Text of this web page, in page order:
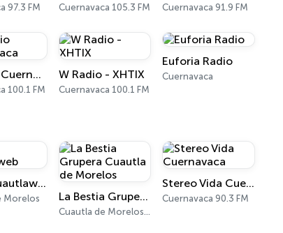
97.3 FM Cuernavaca 105.3 FM Cuernavaca 91.9 FM
W Radio Cuernavaca
100.1 FM
W Radio - XHTIX
Cuernavaca 100.1 FM
Euforia Radio
Cuernavaca
Radio Cuautlaweb
Morelos La Bestia Grupera Cuautla de Morelos
Cuautla de Morelos 104.5 FM
Stereo Vida Cuernavaca
Cuernavaca 90.3 FM